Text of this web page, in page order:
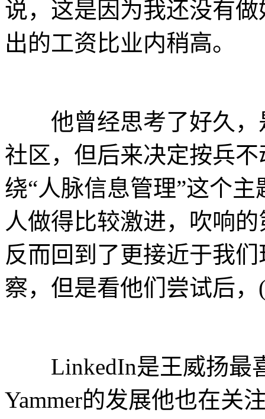
说，这是因为我还没有
出的工资比业内稍高。
他曾经思考了好久，
社区，但后来决定按兵
绕“人脉信息管理”这个
人做得比较激进，吹响
反而回到了更接近于我
察，但是看他们尝试后
LinkedIn是王威扬最
Yammer的发展他也在关